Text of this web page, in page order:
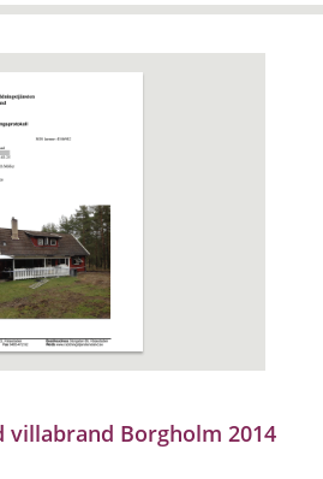
villabrand Borgholm 2014